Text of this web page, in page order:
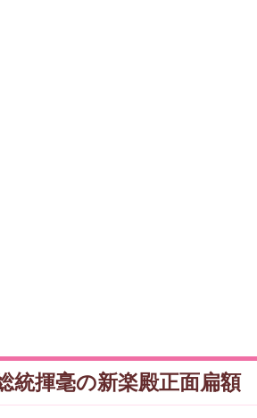
統揮毫の新楽殿正面扁額